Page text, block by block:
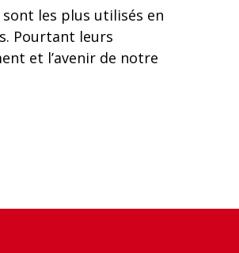
les plus utilisés en
Pourtant leurs
et l’avenir de notre